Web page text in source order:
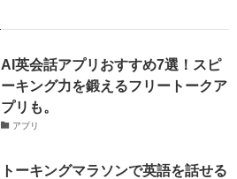
AI英会話アプリおすすめ7選！スピ
ーキング力を鍛えるフリートークア
プリも。
アプリ
トーキングマラソンで英語を話せる